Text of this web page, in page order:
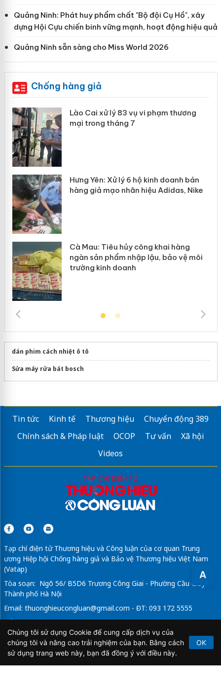
A
Quảng Ninh: Phát huy phẩm chất "Bộ đội Cụ Hồ", xây
dựng Hội Cựu chiến binh vững mạnh, hoạt động hiệu quả
Quảng Ninh sẵn sàng cho Miss World 2026
Chống hàng giả
Lào Cai xử lý 83 vụ vi phạm thương
mại trong tháng 7
Hưng Yên: Xử lý 6 hộ kinh doanh bán
hàng giả mạo nhãn hiệu Adidas, Nike
Cà Mau: Tiêu hủy công khai hàng
ngàn sản phẩm nhập lậu, bảo vệ môi
trường kinh doanh
dán phim cách nhiệt ô tô
Sửa máy rửa bát bosch
Tin tức Kinh tế Thương hiệu
Chuyển động 389
Chính sách & Pháp luật
OCOP Tư vấn
Xã hội
Videos
Tạp chí điện tử Thương hiệu và Công luận của cơ quan Trung
ương Hiệp hội Chống hàng giả và Bảo vệ Thương hiệu Việt Nam
(Vatap)
Tòa soạn: Ngõ 56/ B5D6 Trương Công Giai - Phường Cầu Giấy -
Thành phố Hà Nội
Email: thuonghieucongluan@gmail.com - ĐT: 093 172 5555
Tổng Biên Tập: Vũ Đức Thuận
Giấy phép hoạt động báo chí điện tử số 64/GP-BTTTT do Bộ
Thông tin và Truyền thông cấp ngày 21/2/2020.
Chúng tôi sử dụng Cookie để cung cấp dịch vụ của
chúng tôi và nâng cao trải nghiệm của bạn. Bằng cách
sử dụng trang web này, bạn đã đồng ý với điều này.
OK